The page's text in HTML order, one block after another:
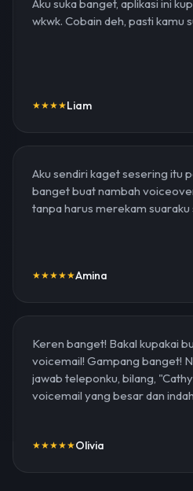
Aku suka banget, aplikasi ini
wkwk. Cobain deh, pasti kamu
★★★★Liam
Aku sendiri kaget sesering itu
banget buat nambah
tanpa harus merekam suaraku
★★★★★Amina
Keren banget! Bakal kupakai
voicemail! Gampang banget!
jawab teleponku, bilang,
voicemail yang besar dan
★★★★★Olivia